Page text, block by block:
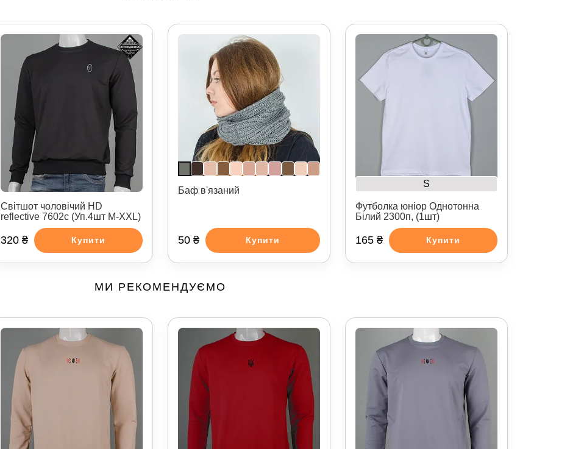
Світшот чоловічий HD
reflective 7602с (Уп.4шт M-XXL)
320 ₴ Купити
Баф в'язаний
50 ₴ Купити
S
Футболка юніор Однотонна
Білий 2300п, (1шт)
165 ₴ Купити
МИ РЕКОМЕНДУЄМО